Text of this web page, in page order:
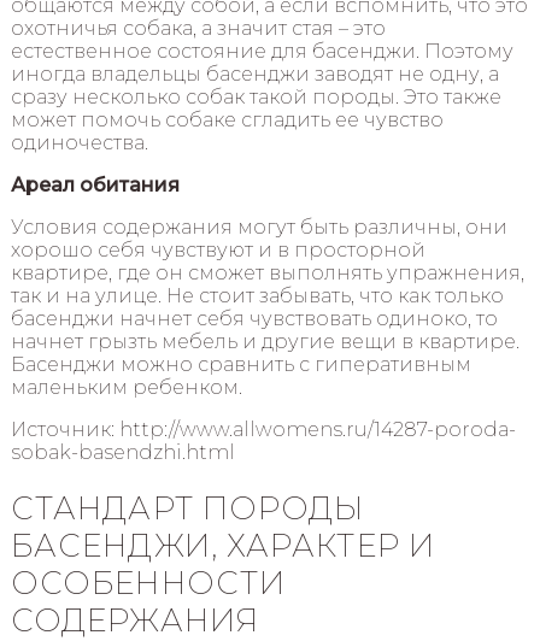
общаются между собой, а если вспомнить, что это
охотничья собака, а значит стая – это
естественное состояние для басенджи. Поэтому
иногда владельцы басенджи заводят не одну, а
сразу несколько собак такой породы. Это также
может помочь собаке сгладить ее чувство
одиночества.
Ареал обитания
Условия содержания могут быть различны, они
хорошо себя чувствуют и в просторной
квартире, где он сможет выполнять упражнения,
так и на улице. Не стоит забывать, что как только
басенджи начнет себя чувствовать одиноко, то
начнет грызть мебель и другие вещи в квартире.
Басенджи можно сравнить с гиперативным
маленьким ребенком.
Источник: http://www.allwomens.ru/14287-poroda-
sobak-basendzhi.html
СТАНДАРТ ПОРОДЫ
БАСЕНДЖИ, ХАРАКТЕР И
ОСОБЕННОСТИ
СОДЕРЖАНИЯ